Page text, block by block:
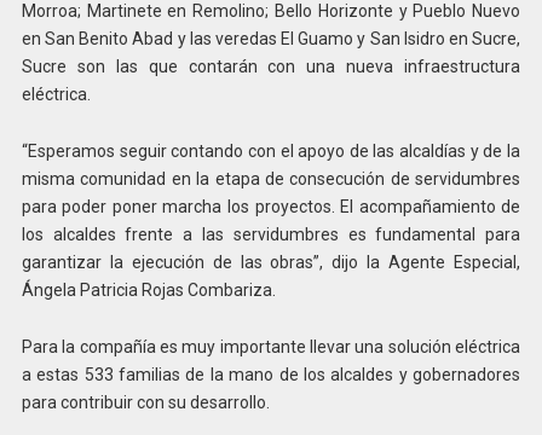
Morroa; Martinete en Remolino; Bello Horizonte y Pueblo Nuevo
en San Benito Abad y las veredas El Guamo y San Isidro en Sucre,
Sucre son las que contarán con una nueva infraestructura
eléctrica.
“Esperamos seguir contando con el apoyo de las alcaldías y de la
misma comunidad en la etapa de consecución de servidumbres
para poder poner marcha los proyectos. El acompañamiento de
los alcaldes frente a las servidumbres es fundamental para
garantizar la ejecución de las obras”, dijo la Agente Especial,
Ángela Patricia Rojas Combariza.
Para la compañía es muy importante llevar una solución eléctrica
a estas 533 familias de la mano de los alcaldes y gobernadores
para contribuir con su desarrollo.